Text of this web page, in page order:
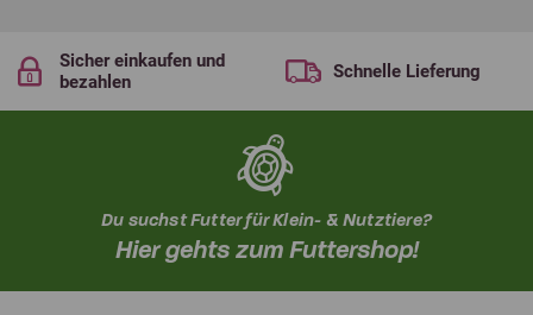
Sicher einkaufen und
bezahlen
Schnelle Lieferung
Du suchst Futter für Klein- & Nutztiere?
Hier gehts zum Futtershop!